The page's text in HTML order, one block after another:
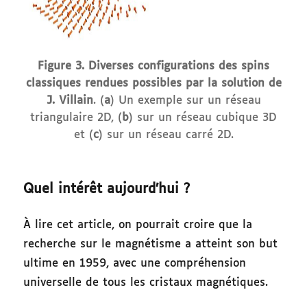
Figure 3. Diverses configurations des spins
classiques rendues possibles par la solution de
J. Villain. (a) Un exemple sur un réseau
triangulaire 2D, (b) sur un réseau cubique 3D
et (c) sur un réseau carré 2D.
Quel intérêt aujourd’hui ?
À lire cet article, on pourrait croire que la
recherche sur le magnétisme a atteint son but
ultime en 1959, avec une compréhension
universelle de tous les cristaux magnétiques.